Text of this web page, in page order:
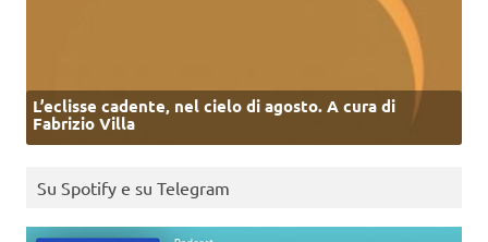
L’eclisse cadente, nel cielo di agosto. A cura di
Fabrizio Villa
Su Spotify e su Telegram